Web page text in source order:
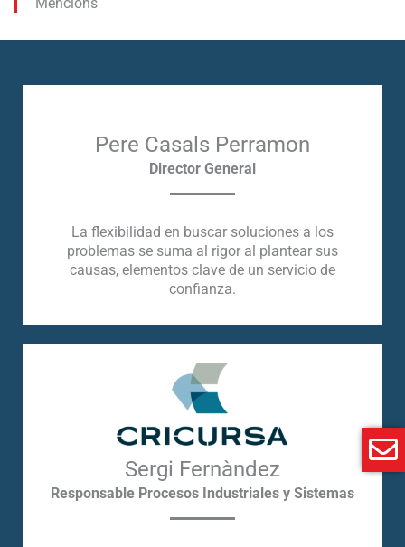
Pere Casals Perramon
Director General
La flexibilidad en buscar soluciones a los
problemas se suma al rigor al plantear sus
causas, elementos clave de un servicio de
confianza.
Sergi Fernàndez
Responsable Procesos Industriales y Sistemas